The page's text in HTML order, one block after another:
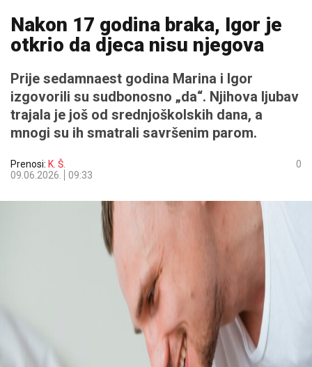
Nakon 17 godina braka, Igor je
otkrio da djeca nisu njegova
Prije sedamnaest godina Marina i Igor
izgovorili su sudbonosno „da“. Njihova ljubav
trajala je još od srednjoškolskih dana, a
mnogi su ih smatrali savršenim parom.
Prenosi: K. Š.
09.06.2026.
09:33
0